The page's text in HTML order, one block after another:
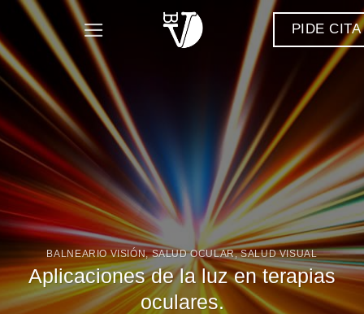
Saltar
al
contenido
PIDE CITA
BALNEARIO VISIÓN,SALUD OCULAR,SALUD VISUAL
Aplicaciones de la luz en terapias
oculares.